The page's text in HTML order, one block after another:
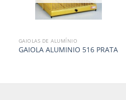
GAIOLAS DE ALUMÍNIO
GAIOLA ALUMINIO 516 PRATA